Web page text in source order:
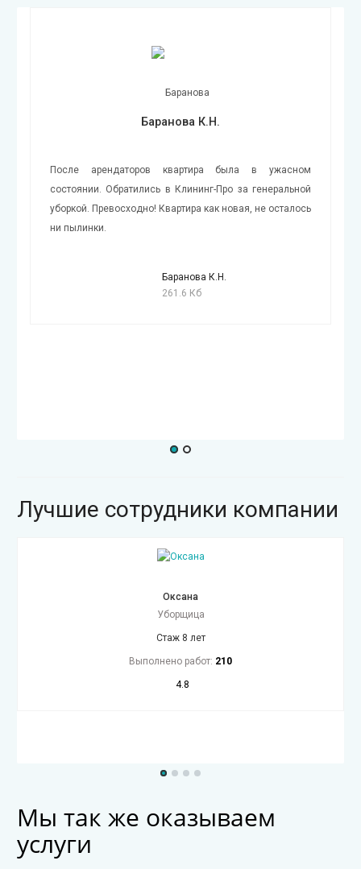
Баранова К.Н.
После арендаторов квартира была в ужасном
состоянии. Обратились в Клининг-Про за генеральной
уборкой. Превосходно! Квартира как новая, не осталось
ни пылинки.
Баранова К.Н.
261.6 Кб
Лучшие сотрудники компании
Оксана
Уборщица
Стаж 8 лет
Выполнено работ: 210
4.8
Мы так же оказываем
услуги